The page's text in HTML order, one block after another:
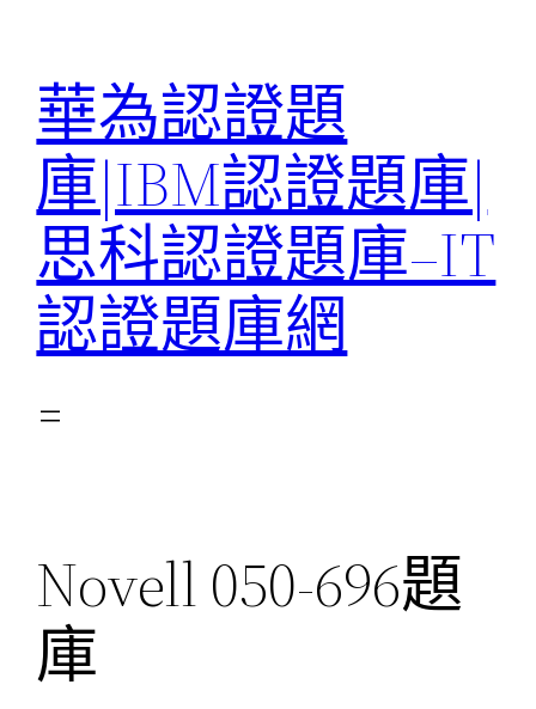
華為認證題
庫|IBM認證題庫|
思科認證題庫–IT
認證題庫網
Novell 050-696題
庫